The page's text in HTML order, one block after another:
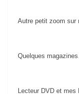
Autre petit zoom sur
Quelques
Lecteur DVD et